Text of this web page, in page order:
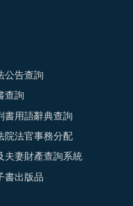
公告查詢
查詢
書用語辭典查詢
院法官事務分配
夫妻財產查詢系統
書出版品